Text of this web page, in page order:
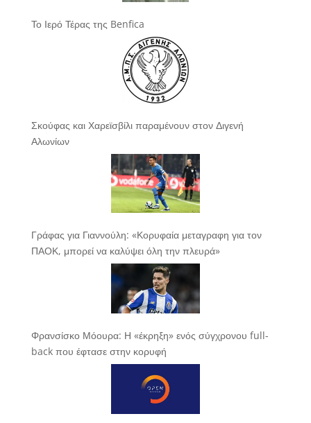
Το Ιερό Τέρας της Benfica
Σκούφας και Χαρεϊσβίλι παραμένουν στον Διγενή
Αλωνίων
Γράφας για Γιαννούλη: «Κορυφαία μεταγραφη για τον
ΠΑΟΚ, μπορεί να καλύψει όλη την πλευρά»
Φρανσίσκο Μόουρα: Η «έκρηξη» ενός σύγχρονου full-
back που έφτασε στην κορυφή